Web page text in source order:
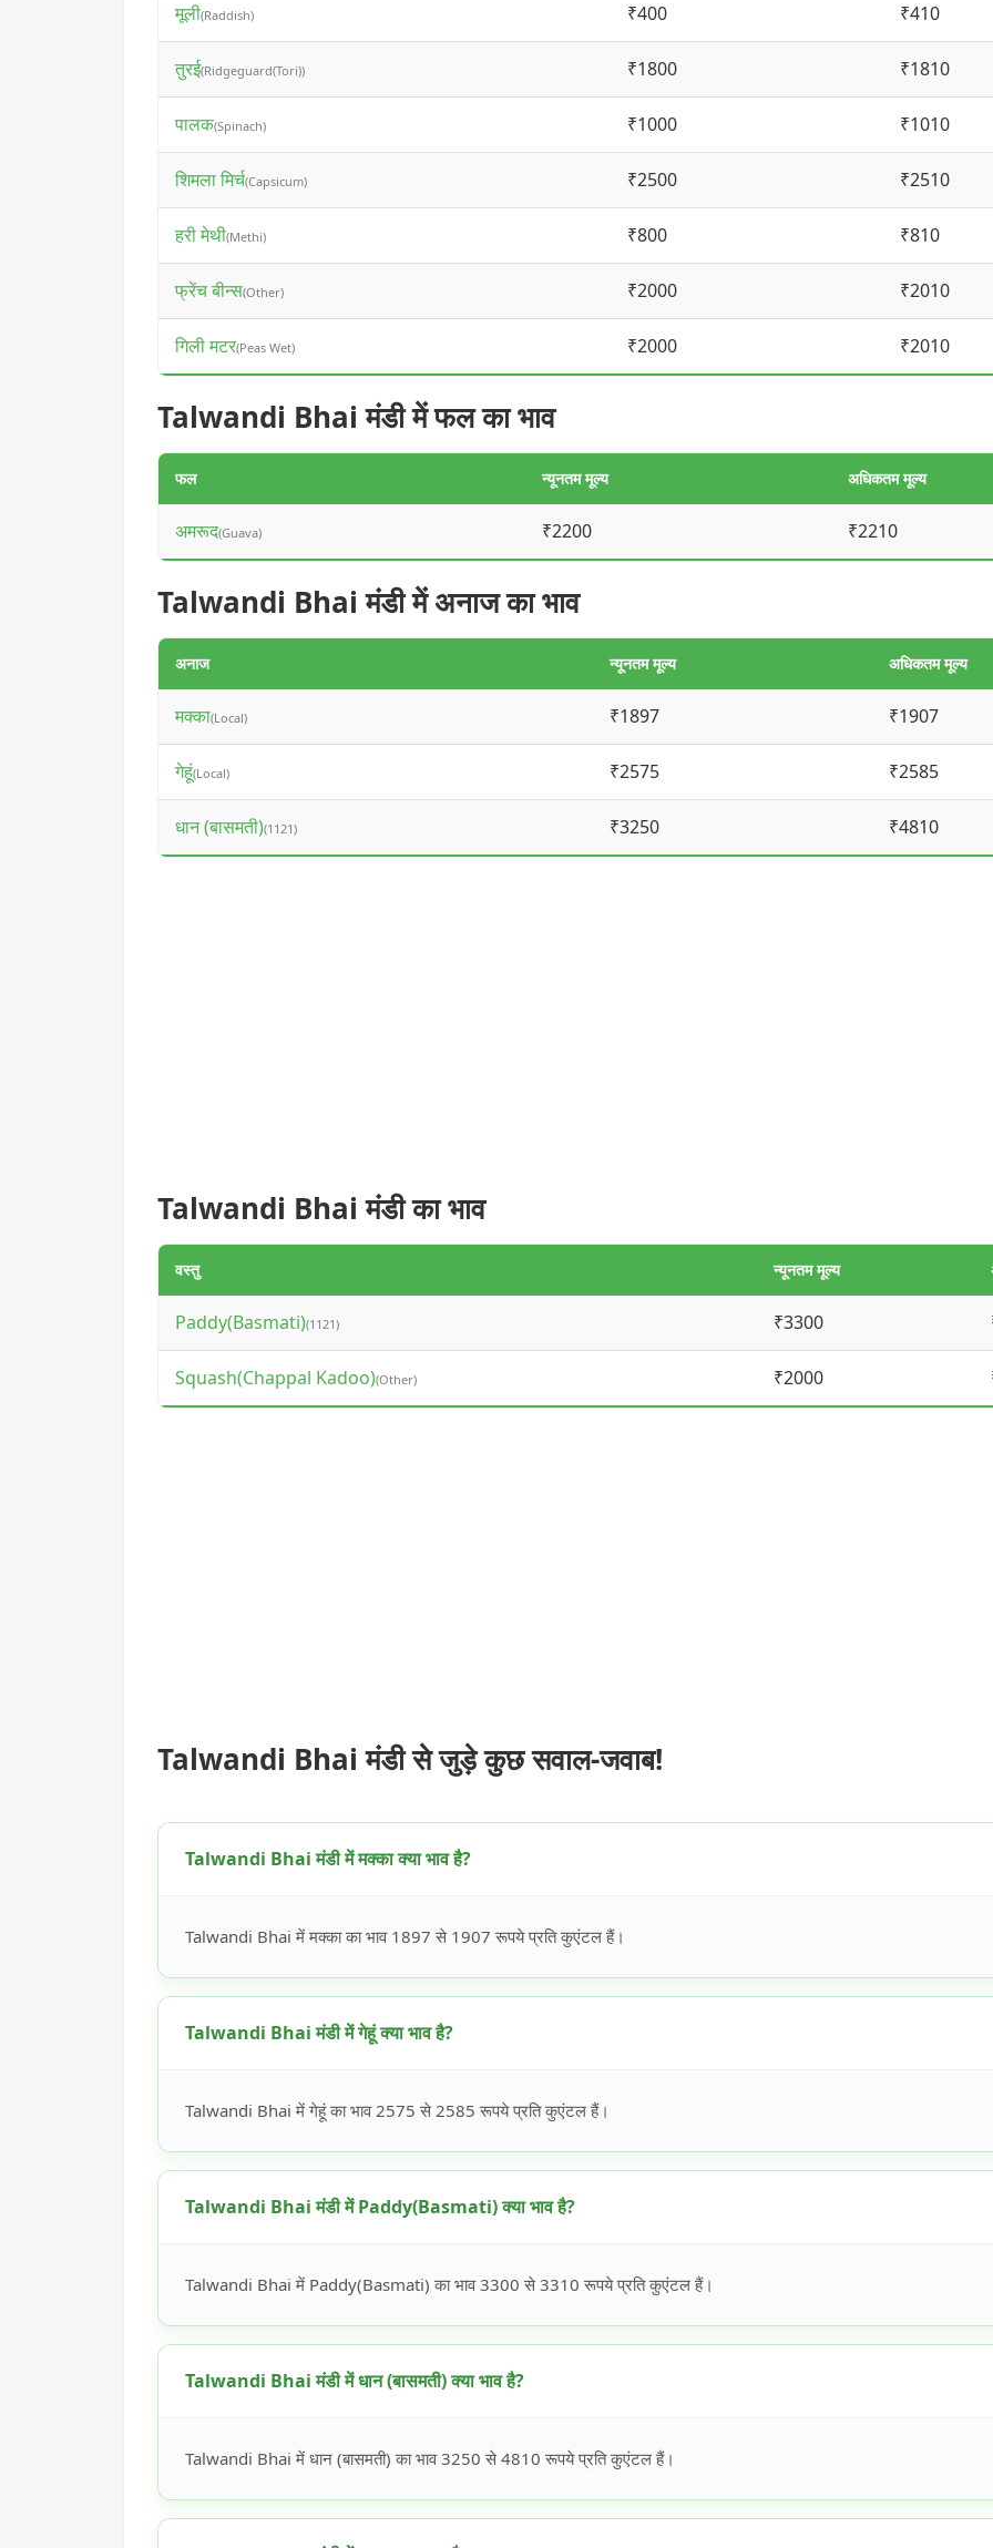
मूली(Raddish) ₹400 ₹410
तुरई(Ridgeguard(Tori)) ₹1800 ₹1810
पालक(Spinach) ₹1000 ₹1010
शिमला मिर्च(Capsicum) ₹2500 ₹2510
हरी मेथी(Methi) ₹800 ₹810
फ्रेंच बीन्स(Other) ₹2000 ₹2010
गिली मटर(Peas Wet) ₹2000 ₹2010
Talwandi Bhai मंडी में फल का भाव
फल न्यूनतम मूल्य अधिकतम मूल्य
अमरूद(Guava) ₹2200 ₹2210
Talwandi Bhai मंडी में अनाज का भाव
अनाज न्यूनतम मूल्य अधिकतम मूल्य
मक्का(Local) ₹1897 ₹1907
गेहूं(Local) ₹2575 ₹2585
धान (बासमती)(1121) ₹3250 ₹4810
Talwandi Bhai मंडी का भाव
वस्तु न्यूनतम मूल्य
Paddy(Basmati)(1121) ₹3300
Squash(Chappal Kadoo)(Other) ₹2000
Talwandi Bhai मंडी से जुड़े कुछ सवाल-जवाब!
Talwandi Bhai मंडी में मक्का क्या भाव है?
Talwandi Bhai में मक्का का भाव 1897 से 1907 रूपये प्रति कुएंटल हैं।
Talwandi Bhai मंडी में गेहूं क्या भाव है?
Talwandi Bhai में गेहूं का भाव 2575 से 2585 रूपये प्रति कुएंटल हैं।
Talwandi Bhai मंडी में Paddy(Basmati) क्या भाव है?
Talwandi Bhai में Paddy(Basmati) का भाव 3300 से 3310 रूपये प्रति कुएंटल हैं।
Talwandi Bhai मंडी में धान (बासमती) क्या भाव है?
Talwandi Bhai में धान (बासमती) का भाव 3250 से 4810 रूपये प्रति कुएंटल हैं।